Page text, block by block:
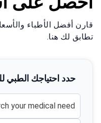
قارن أفضل الأطباء
تطابق لك هنا.
حدد احتياجك الطبي